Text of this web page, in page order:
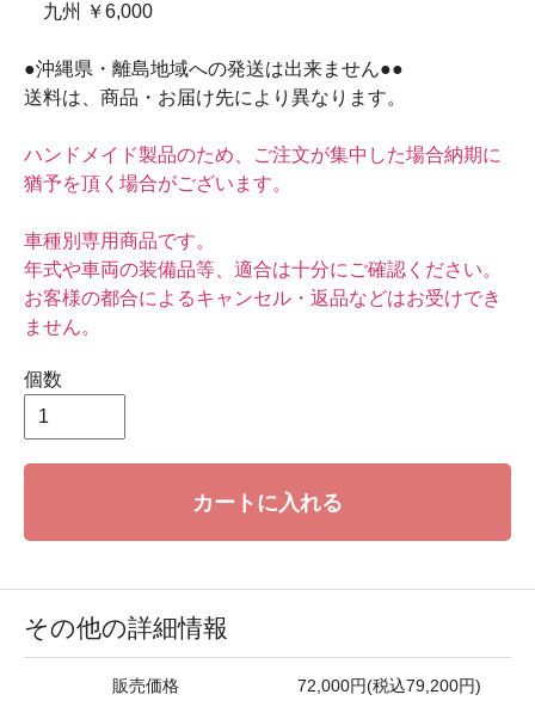
九州 ￥6,000
●沖縄県・離島地域への発送は出来ません●●
送料は、商品・お届け先により異なります。
ハンドメイド製品のため、ご注文が集中した場合納期に
猶予を頂く場合がございます。
車種別専用商品です。
年式や車両の装備品等、適合は十分にご確認ください。
お客様の都合によるキャンセル・返品などはお受けでき
ません。
個数
カートに入れる
その他の詳細情報
販売価格 72,000円(税込79,200円)